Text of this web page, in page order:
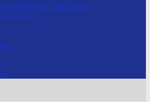
Fitnesstudio Top-Fit